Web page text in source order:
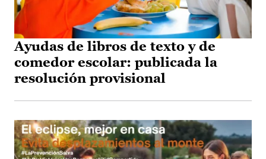
Ayudas de libros de texto y de
comedor escolar: publicada la
resolución provisional